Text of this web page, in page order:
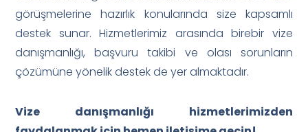
görüşmelerine hazırlık konularında size kapsamlı
destek sunar. Hizmetlerimiz arasında birebir vize
danışmanlığı, başvuru takibi ve olası sorunların
çözümüne yönelik destek de yer almaktadır.
Vize danışmanlığı hizmetlerimizden